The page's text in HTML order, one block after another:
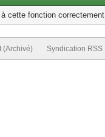
cette fonction
(Archivé) Syndication RSS